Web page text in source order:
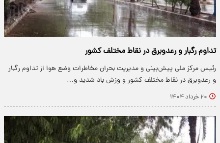
تداوم رگبار و رعدوبرق در نقاط مختلف کشور
رئیس مرکز ملی پیش‌بینی و مدیریت بحران مخاطرات وضع هوا از تداوم رگبار
و رعدوبرق در نقاط مختلف کشور و وزش باد شدید و…
۲۰ خرداد ۱۴۰۴